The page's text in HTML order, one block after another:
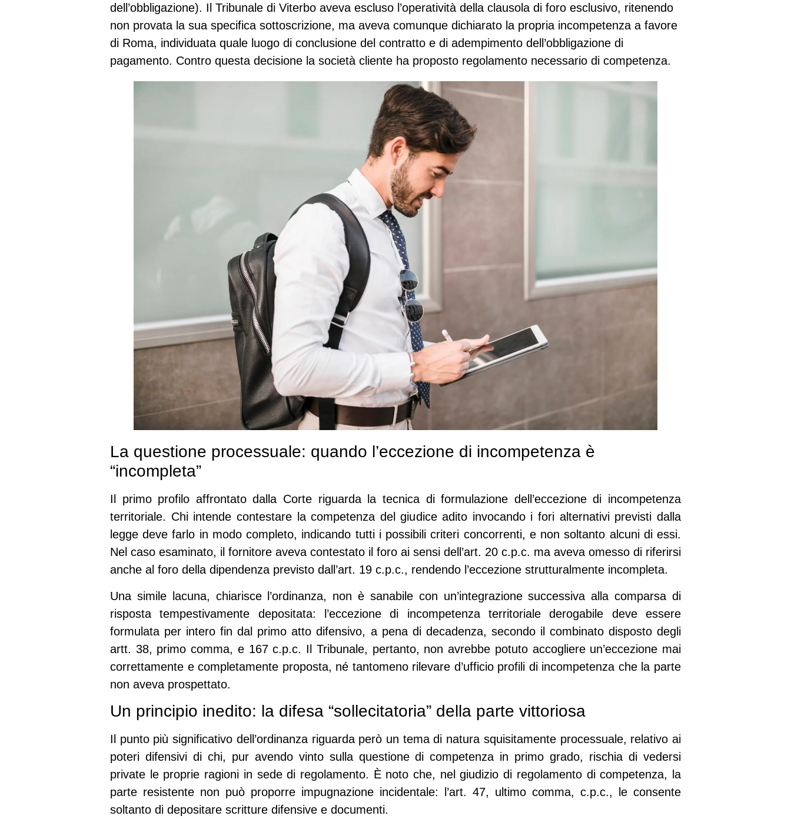
dell’obbligazione). Il Tribunale di Viterbo aveva escluso l’operatività della clausola di foro esclusivo, ritenendo
non provata la sua specifica sottoscrizione, ma aveva comunque dichiarato la propria incompetenza a favore
di Roma, individuata quale luogo di conclusione del contratto e di adempimento dell’obbligazione di
pagamento. Contro questa decisione la società cliente ha proposto regolamento necessario di competenza.
La questione processuale: quando l’eccezione di incompetenza è
“incompleta”
Il primo profilo affrontato dalla Corte riguarda la tecnica di formulazione dell’eccezione di incompetenza
territoriale. Chi intende contestare la competenza del giudice adito invocando i fori alternativi previsti dalla
legge deve farlo in modo completo, indicando tutti i possibili criteri concorrenti, e non soltanto alcuni di essi.
Nel caso esaminato, il fornitore aveva contestato il foro ai sensi dell’art. 20 c.p.c. ma aveva omesso di riferirsi
anche al foro della dipendenza previsto dall’art. 19 c.p.c., rendendo l’eccezione strutturalmente incompleta.
Una simile lacuna, chiarisce l’ordinanza, non è sanabile con un’integrazione successiva alla comparsa di
risposta tempestivamente depositata: l’eccezione di incompetenza territoriale derogabile deve essere
formulata per intero fin dal primo atto difensivo, a pena di decadenza, secondo il combinato disposto degli
artt. 38, primo comma, e 167 c.p.c. Il Tribunale, pertanto, non avrebbe potuto accogliere un’eccezione mai
correttamente e completamente proposta, né tantomeno rilevare d’ufficio profili di incompetenza che la parte
non aveva prospettato.
Un principio inedito: la difesa “sollecitatoria” della parte vittoriosa
Il punto più significativo dell’ordinanza riguarda però un tema di natura squisitamente processuale, relativo ai
poteri difensivi di chi, pur avendo vinto sulla questione di competenza in primo grado, rischia di vedersi
private le proprie ragioni in sede di regolamento. È noto che, nel giudizio di regolamento di competenza, la
parte resistente non può proporre impugnazione incidentale: l’art. 47, ultimo comma, c.p.c., le consente
soltanto di depositare scritture difensive e documenti.